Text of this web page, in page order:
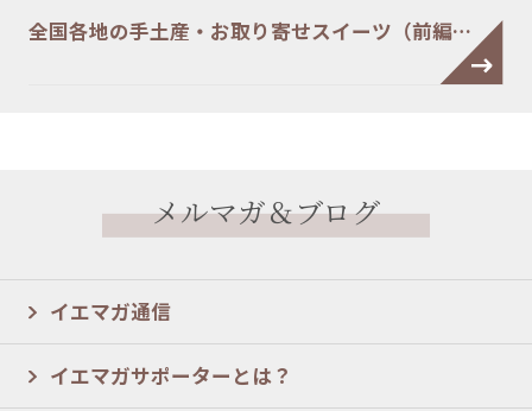
全国各地の手土産・お取り寄せスイーツ（前編…
メルマガ＆ブログ
イエマガ通信
イエマガサポーターとは？